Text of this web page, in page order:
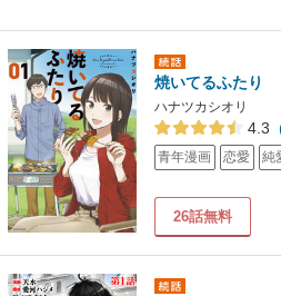
焼いてるふたり
ハナツカシオリ
4.3
青年漫画 恋愛 純
26話無料